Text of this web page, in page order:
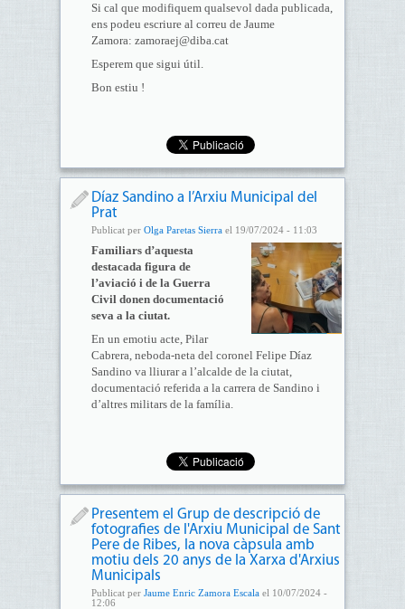
Si cal que modifiquem qualsevol dada publicada,
ens podeu escriure al correu de Jaume
Zamora: zamoraej@diba.cat
Esperem que sigui útil.
Bon estiu !
Díaz Sandino a l’Arxiu Municipal del
Prat
Publicat per Olga Paretas Sierrael 19/07/2024 - 11:03
Familiars d’aquesta
destacada figura de
l’aviació i de la Guerra
Civil donen documentació
seva a la ciutat.
En un emotiu acte, Pilar
Cabrera, neboda-neta del coronel Felipe Díaz
Sandino va lliurar a l’alcalde de la ciutat,
documentació referida a la carrera de Sandino i
d’altres militars de la família.
Presentem el Grup de descripció de
fotografies de l'Arxiu Municipal de Sant
Pere de Ribes, la nova càpsula amb
motiu dels 20 anys de la Xarxa d'Arxius
Municipals
Publicat per Jaume Enric Zamora Escalael 10/07/2024 -
12:06